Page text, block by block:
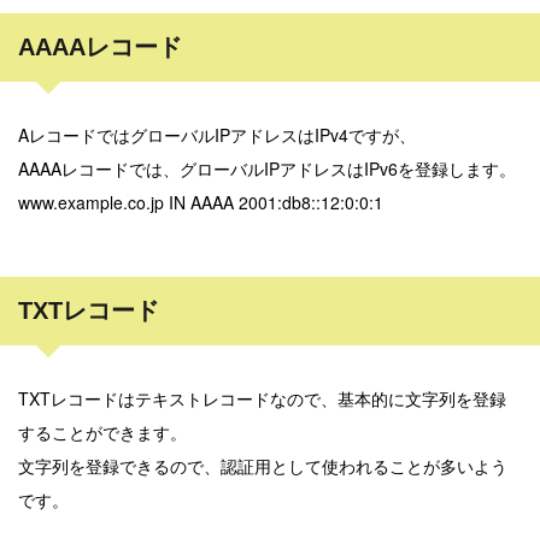
AAAAレコード
AレコードではグローバルIPアドレスはIPv4ですが、
AAAAレコードでは、グローバルIPアドレスはIPv6を登録します。
www.example.co.jp IN AAAA 2001:db8::12:0:0:1
TXTレコード
TXTレコードはテキストレコードなので、基本的に文字列を登録
することができます。
文字列を登録できるので、認証用として使われることが多いよう
です。